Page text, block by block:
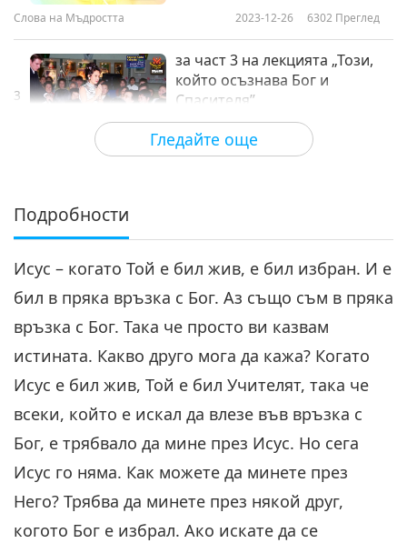
Гледайте още
Слова на Мъдростта 2023-12-26 6302 Преглед
3
за част 3 на лекцията „Този,
който осъзнава Бог и
Спасителя”
Слова на Мъдростта 2023-12-27 6143
4
38:48
Слова на Мъдростта 2023-12-28 6182Преглед
35:09
за част 5 на лекцията „Този,
който осъзнава Бог и
Спасителя”
Слова на Мъдростта
6
34:14
за част 6 на лекцията „Този,
който осъзнава Бог и
Спасителя”
Слова на Мъдростта
Подробности
Исус – когато Той е бил жив, е бил избран. И е
бил в пряка връзка с Бог. Аз също съм в пряка
връзка с Бог. Така че просто ви казвам
истината. Какво друго мога да кажа? Когато
Исус е бил жив, Той е бил Учителят, така че
всеки, който е искал да влезе във връзка с
Бог, е трябвало да мине през Исус. Но сега
Исус го няма. Как можете да минете през
Него? Трябва да минете през някой друг,
когото Бог е избрал. Ако искате да се